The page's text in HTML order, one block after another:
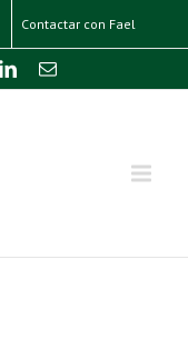
Contactar con Fael